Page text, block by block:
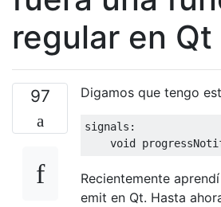
regular en Qt
97 Digamos que tengo
signals :
void
Recientemente
emit en Qt. Hasta